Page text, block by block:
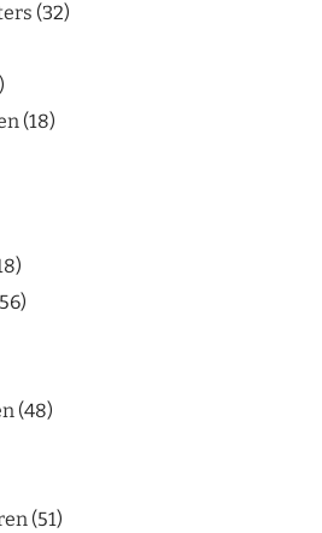
32
18
56
48
51